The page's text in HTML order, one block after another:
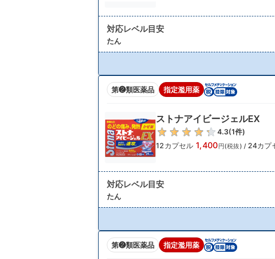
対応レベル目安
たん
第❷類医薬品 指定濫用薬
ストナアイビージェルEX
4.3(1件)
12カプセル 1,400円(税抜) / 24カプ
対応レベル目安
たん
第❷類医薬品 指定濫用薬